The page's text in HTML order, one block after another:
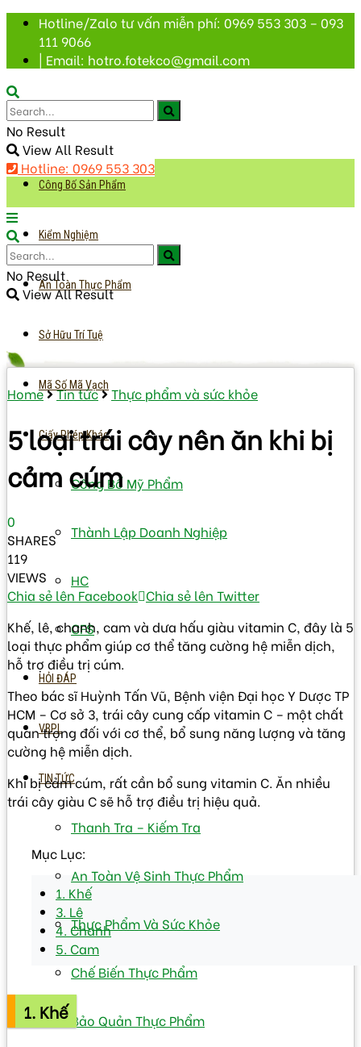
Hotline/Zalo tư vấn miễn phí: 0969 553 303 – 093
111 9066
| Email: hotro.fotekco@gmail.com
No Result
View All Result
Hotline: 0969 553 303
Công Bố Sản Phẩm
Kiểm Nghiệm
An Toàn Thực Phẩm
Sở Hữu Trí Tuệ
Mã Số Mã Vạch
Giấy Phép Khác
Công Bố Mỹ Phẩm
Thành Lập Doanh Nghiệp
HC
CFS
HỎI ĐÁP
VBPL
TIN TỨC
Thanh Tra – Kiếm Tra
An Toàn Vệ Sinh Thực Phẩm
Thực Phẩm Và Sức Khỏe
Chế Biến Thực Phẩm
Bảo Quản Thực Phẩm
No Result
View All Result
Home Tin tức Thực phẩm và sức khỏe
5 loại trái cây nên ăn khi bị
cảm cúm
0
SHARES
119
VIEWS
Chia sẻ lên Facebook Chia sẻ lên Twitter
Khế, lê, chanh, cam và dưa hấu giàu vitamin C, đây là 5
loại thực phẩm giúp cơ thể tăng cường hệ miễn dịch,
hỗ trợ điều trị cúm.
Theo bác sĩ Huỳnh Tấn Vũ, Bệnh viện Đại học Y Dược TP
HCM – Cơ sở 3, trái cây cung cấp vitamin C – một chất
quan trọng đối với cơ thể, bổ sung năng lượng và tăng
cường hệ miễn dịch.
Khi bị cảm cúm, rất cần bổ sung vitamin C. Ăn nhiều
trái cây giàu C sẽ hỗ trợ điều trị hiệu quả.
Mục Lục:
1. Khế
3. Lê
4. Chanh
5. Cam
1. Khế